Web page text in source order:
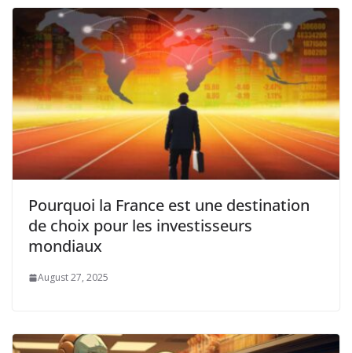
Pourquoi la France est une destination
de choix pour les investisseurs
mondiaux
August 27, 2025